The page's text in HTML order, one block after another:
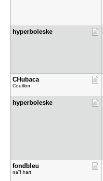
hyperboles​ke
CHubaca
Couillon
hyperboles​ke
fondbleu
naïf hart